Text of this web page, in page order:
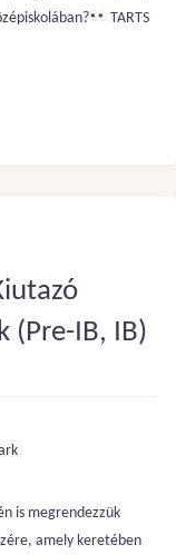
TARTS
(Pre-IB, IB)
is megrendezzük
amely keretében